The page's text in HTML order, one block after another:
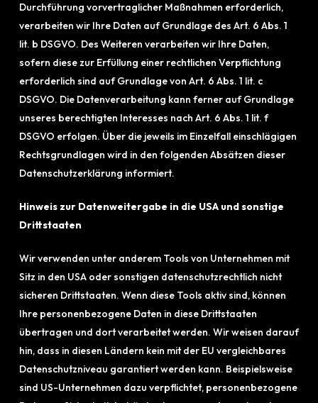
Durchführung vorvertraglicher Maßnahmen erforderlich,
verarbeiten wir Ihre Daten auf Grundlage des Art. 6 Abs. 1
lit. b DSGVO. Des Weiteren verarbeiten wir Ihre Daten,
sofern diese zur Erfüllung einer rechtlichen Verpflichtung
erforderlich sind auf Grundlage von Art. 6 Abs. 1 lit. c
DSGVO. Die Datenverarbeitung kann ferner auf Grundlage
unseres berechtigten Interesses nach Art. 6 Abs. 1 lit. f
DSGVO erfolgen. Über die jeweils im Einzelfall einschlägigen
Rechtsgrundlagen wird in den folgenden Absätzen dieser
Datenschutzerklärung informiert.
Hinweis zur Datenweitergabe in die USA und sonstige
Drittstaaten
Wir verwenden unter anderem Tools von Unternehmen mit
Sitz in den USA oder sonstigen datenschutzrechtlich nicht
sicheren Drittstaaten. Wenn diese Tools aktiv sind, können
Ihre personenbezogene Daten in diese Drittstaaten
übertragen und dort verarbeitet werden. Wir weisen darauf
hin, dass in diesen Ländern kein mit der EU vergleichbares
Datenschutzniveau garantiert werden kann. Beispielsweise
sind US-Unternehmen dazu verpflichtet, personenbezogene